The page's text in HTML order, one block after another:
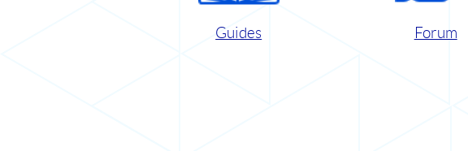
Guides Forum